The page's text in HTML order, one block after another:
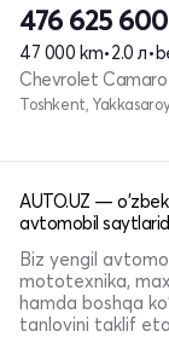
476 625 600
47 000 km•2.0 л•
Chevrolet
Toshkent,
AUTO.UZ —
avtomobil
Biz yengil
mototexnika,
hamda boshqa
tanlovini taklif